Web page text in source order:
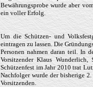
Bewährungsprobe wurde aber
ein voller Erfolg.
Um die Schützen- und
eintragen zu lassen. Die
Personen nahmen daran teil. In
Vorsitzender Klaus
Schützenfest im Jahr 2010 trat
Nachfolger wurde der bisherige
Vorsitzenden.